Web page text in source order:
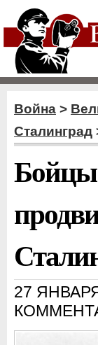
Война >
Сталинград
Бойцы
27